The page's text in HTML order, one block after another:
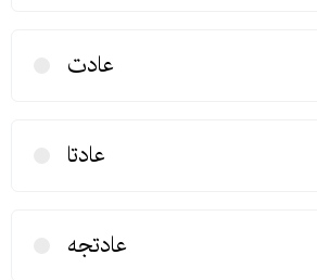
عادت
عادتا
عادتجه